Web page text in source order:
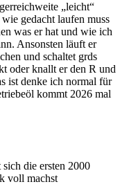
„leicht“
gedacht laufen muss
was er hat und wie ich
Ansonsten läuft er
und schaltet grds
oder knallt er den R und
ist denke ich normal für
kommt 2026 mal
die ersten 2000
voll machst